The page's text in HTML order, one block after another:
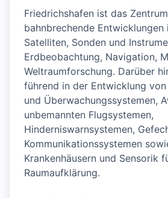
Friedrichshafen ist das
bahnbrechende Entwicklungen
Satelliten, Sonden und
Erdbeobachtung, Navigation,
Weltraumforschung. Darüber
führend in der Entwicklung
und Überwachungssystemen,
unbemannten Flugsystemen,
Hinderniswarnsystemen,
Kommunikationssystemen
Krankenhäusern und Sensorik
Raumaufklärung.